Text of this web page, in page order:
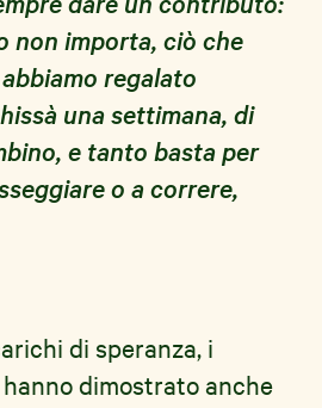
non importa, ciò che
regalato
una settimana, di
e tanto basta per
o a correre,
di speranza, i
dimostrato anche